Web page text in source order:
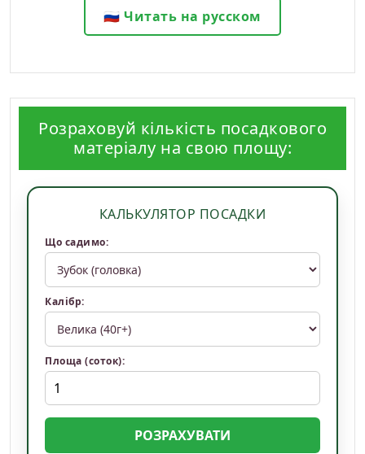
🇷🇺 Читать на русском
Розраховуй кількість посадкового
матеріалу на свою площу:
КАЛЬКУЛЯТОР ПОСАДКИ
Що садимо:
Калібр:
Площа (соток):
РОЗРАХУВАТИ